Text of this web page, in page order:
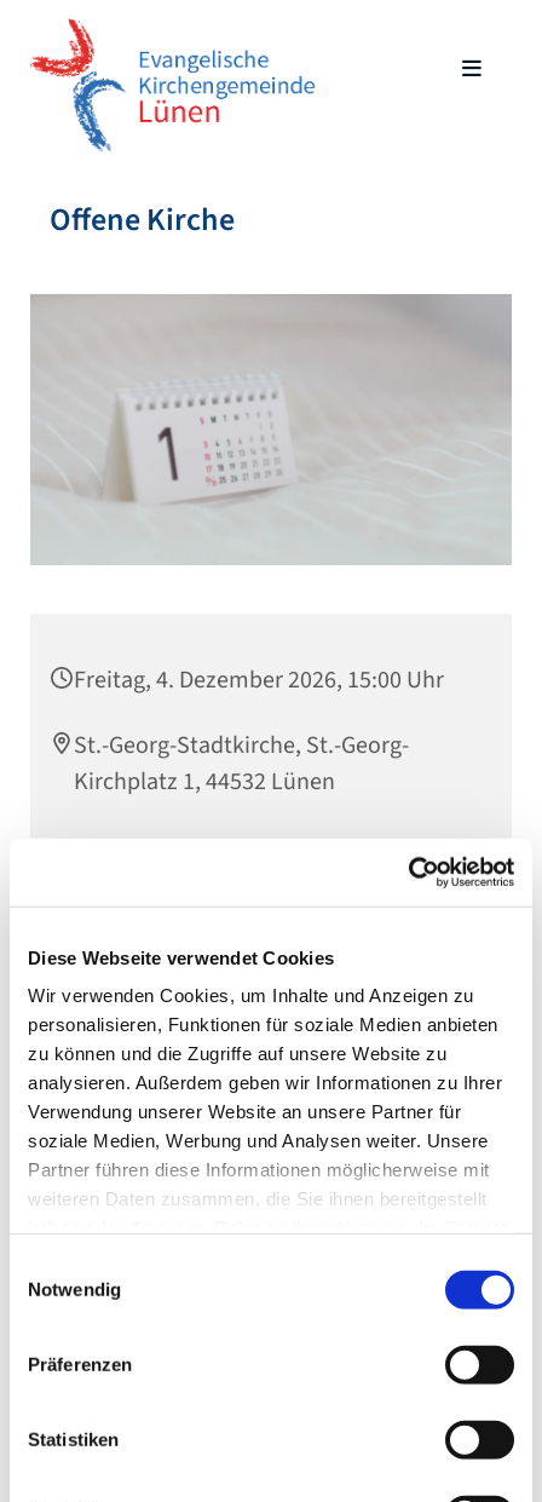
Diese Webseite verwendet Cookies
Wir verwenden Cookies, um Inhalte und Anzeigen zu
personalisieren, Funktionen für soziale Medien anbieten
zu können und die Zugriffe auf unsere Website zu
analysieren. Außerdem geben wir Informationen zu Ihrer
Verwendung unserer Website an unsere Partner für
soziale Medien, Werbung und Analysen weiter. Unsere
Partner führen diese Informationen möglicherweise mit
weiteren Daten zusammen, die Sie ihnen bereitgestellt
Notwendig
Präferenzen
Statistiken
Offene Kirche
Freitag, 4. Dezember 2026, 15:00 Uhr
St.-Georg-Stadtkirche, St.-Georg-
Kirchplatz 1, 44532 Lünen